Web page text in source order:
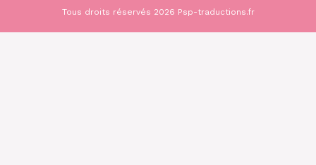
Tous droits réservés 2026 Psp-traductions.fr